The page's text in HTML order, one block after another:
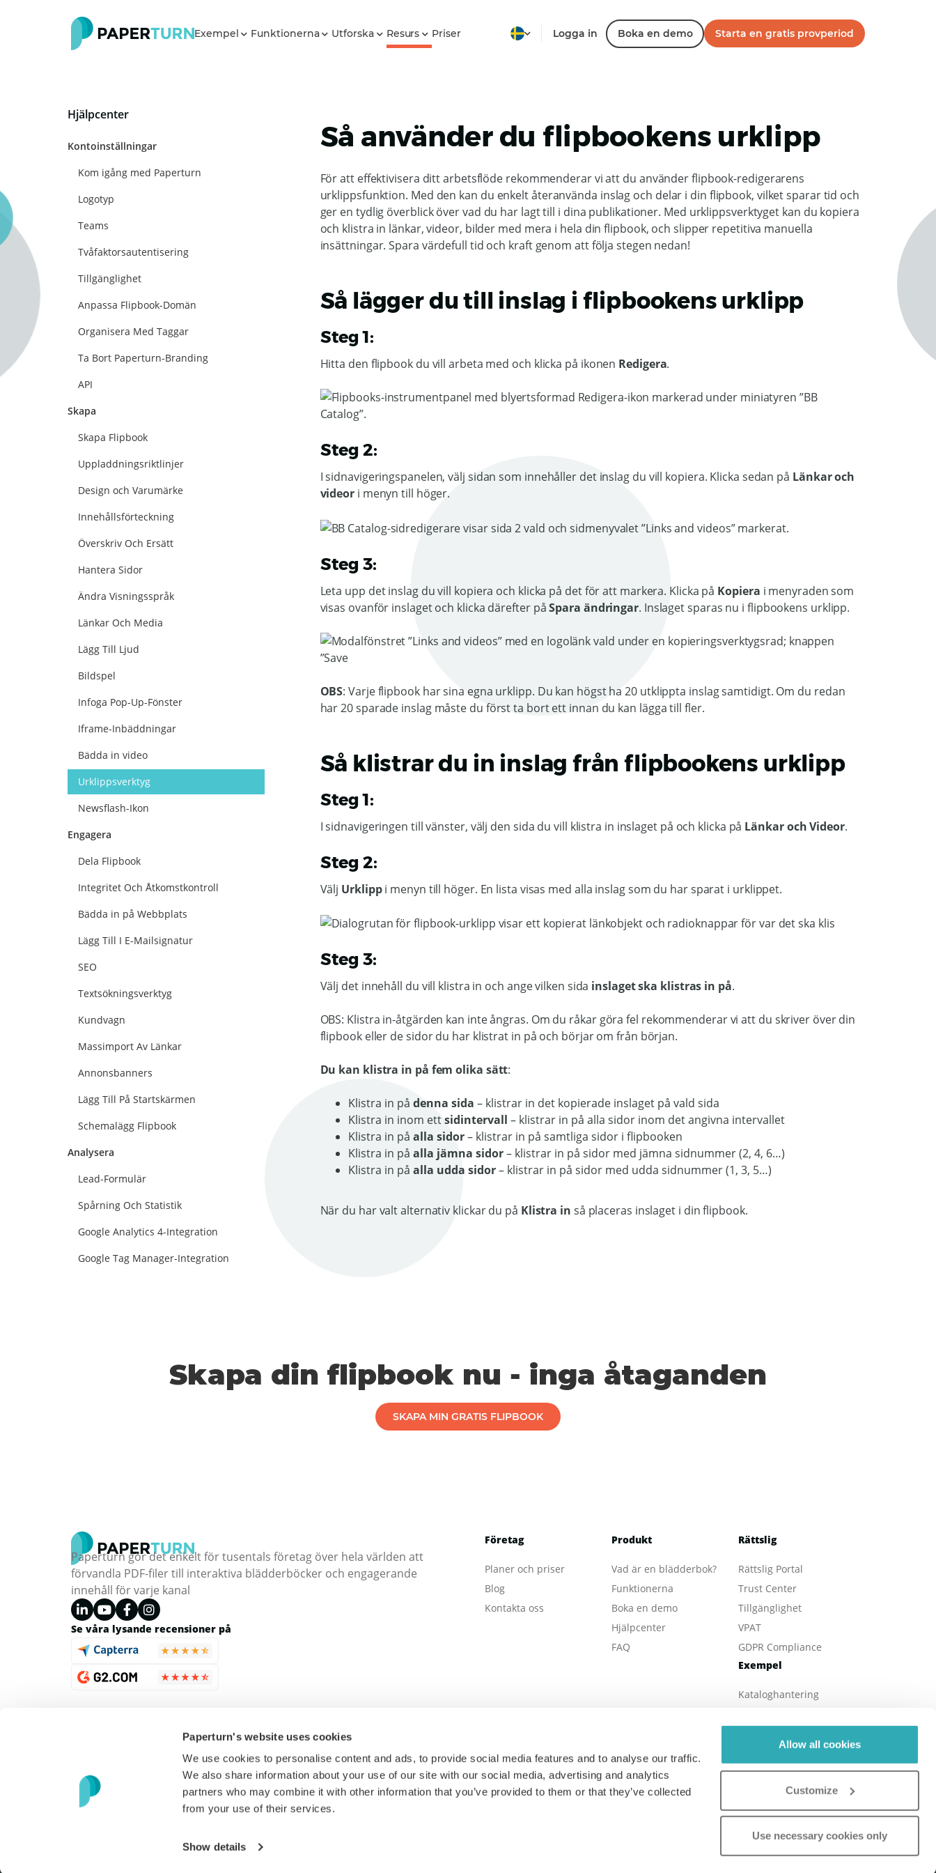
Paperturn's website uses cookies
We use cookies to personalise content and ads, to provide social media features and to analyse our traffic.
We also share information about your use of our site with our social media, advertising and analytics
partners who may combine it with other information that you’ve provided to them or that they’ve collected
from your use of their services.
Show details
Allow all cookies
Customize
Use necessary cookies only
Exempel Funktionerna Utforska Resurs Priser Logga in Boka en demo Starta en gratis provperiod
Hjälpcenter
Kontoinställningar
Kom igång med Paperturn
Logotyp
Teams
Tvåfaktorsautentisering
Tillgänglighet
Anpassa Flipbook-Domän
Organisera Med Taggar
Ta Bort Paperturn-Branding
API
Skapa
Skapa Flipbook
Uppladdningsriktlinjer
Design och Varumärke
Innehållsförteckning
Överskriv Och Ersätt
Hantera Sidor
Ändra Visningsspråk
Länkar Och Media
Lägg Till Ljud
Bildspel
Infoga Pop-Up-Fönster
Iframe-Inbäddningar
Bädda in video
Urklippsverktyg
Newsflash-Ikon
Engagera
Dela Flipbook
Integritet Och Åtkomstkontroll
Bädda in på Webbplats
Lägg Till I E-Mailsignatur
SEO
Textsökningsverktyg
Kundvagn
Massimport Av Länkar
Annonsbanners
Lägg Till På Startskärmen
Schemalägg Flipbook
Analysera
Lead-Formulär
Spårning Och Statistik
Google Analytics 4-Integration
Google Tag Manager-Integration
Så använder du flipbookens urklipp
För att effektivisera ditt arbetsflöde rekommenderar vi att du använder flipbook-redigerarens
urklippsfunktion. Med den kan du enkelt återanvända inslag och delar i din flipbook, vilket sparar tid och
ger en tydlig överblick över vad du har lagt till i dina publikationer. Med urklippsverktyget kan du kopiera
och klistra in länkar, videor, bilder med mera i hela din flipbook, och slipper repetitiva manuella
insättningar. Spara värdefull tid och kraft genom att följa stegen nedan!
Så lägger du till inslag i flipbookens urklipp
Steg 1:
Hitta den flipbook du vill arbeta med och klicka på ikonen Redigera.
Steg 2:
I sidnavigeringspanelen, välj sidan som innehåller det inslag du vill kopiera. Klicka sedan på Länkar och
videori menyn till höger.
Steg 3:
Leta upp det inslag du vill kopiera och klicka på det för att markera. Klicka på Kopiera i menyraden som
visas ovanför inslaget och klicka därefter påSpara ändringar. Inslaget sparas nu i flipbookens urklipp.
OBS: Varje flipbook har sina egna urklipp. Du kan högst ha 20 utklippta inslag samtidigt. Om du redan
har 20 sparade inslag måste du först ta bort ett innan du kan lägga till fler.
Så klistrar du in inslag från flipbookens urklipp
Steg 1:
I sidnavigeringen till vänster, välj den sida du vill klistra in inslaget på och klicka på Länkar och Videor.
Steg 2:
Välj Urklippi menyn till höger. En lista visas med alla inslag som du har sparat i urklippet.
Steg 3:
Välj det innehåll du vill klistra in och ange vilken sida inslaget ska klistras in på.
OBS: Klistra in-åtgärden kan inte ångras. Om du råkar göra fel rekommenderar vi att du skriver över din
flipbook eller de sidor du har klistrat in på och börjar om från början.
Du kan klistra in på fem olika sätt:
Klistra in på denna sida – klistrar in det kopierade inslaget på vald sida
Klistra in inom ettsidintervall – klistrar in på alla sidor inom det angivna intervallet
Klistra in på alla sidor– klistrar in på samtliga sidor i flipbooken
Klistra in på alla jämna sidor– klistrar in på sidor med jämna sidnummer (2, 4, 6…)
Klistra in på alla udda sidor– klistrar in på sidor med udda sidnummer (1, 3, 5…)
När du har valt alternativ klickar du på Klistra in så placeras inslaget i din flipbook.
Skapa din flipbook nu - inga åtaganden
SKAPA MIN GRATIS FLIPBOOK
Paperturn gör det enkelt för tusentals företag över hela världen att
förvandla PDF-filer till interaktiva blädderböcker och engagerande
innehåll för varje kanal
Se våra lysande recensioner på
Företag
Planer och priser
Blog
Kontakta oss
Produkt
Vad är en blädderbok?
Funktionerna
Boka en demo
Hjälpcenter
FAQ
Rättslig
Rättslig Portal
Trust Center
Tillgänglighet
VPAT
GDPR Compliance
Exempel
Kataloghantering
Fastighet
Online-broschyrer
Digitala rapporters
Onlinemeny